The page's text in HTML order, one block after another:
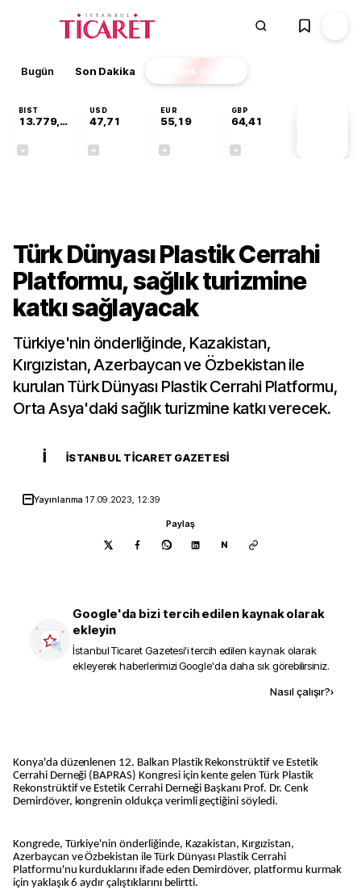
Bugün Son Dakika Finans EKSTRA
BIST
13.779,39
USD
47,71
EUR
55,19
GBP
64,41
Türk Dünyası Plastik Cerrahi
Platformu, sağlık turizmine
katkı sağlayacak
Türkiye'nin önderliğinde, Kazakistan,
Kırgızistan, Azerbaycan ve Özbekistan ile
kurulan Türk Dünyası Plastik Cerrahi Platformu,
Orta Asya'daki sağlık turizmine katkı verecek.
İ İSTANBUL TICARET GAZETESI
Yayınlanma 17.09.2023, 12:39
Paylaş
N
Google'da bizi tercih edilen kaynak olarak
ekleyin
İstanbul Ticaret Gazetesi'i tercih edilen kaynak olarak
ekleyerek haberlerimizi Google'da daha sık görebilirsiniz.
Nasıl çalışır?›
Konya'da düzenlenen 12. Balkan Plastik Rekonstrüktif ve Estetik
Cerrahi Derneği (BAPRAS) Kongresi için kente gelen Türk Plastik
Rekonstrüktif ve Estetik Cerrahi Derneği Başkanı Prof. Dr. Cenk
Demirdöver, kongrenin oldukça verimli geçtiğini söyledi.
Kongrede, Türkiye'nin önderliğinde, Kazakistan, Kırgızistan,
Azerbaycan ve Özbekistan ile Türk Dünyası Plastik Cerrahi
Platformu'nu kurduklarını ifade eden Demirdöver, platformu kurmak
için yaklaşık 6 aydır çalıştıklarını belirtti.